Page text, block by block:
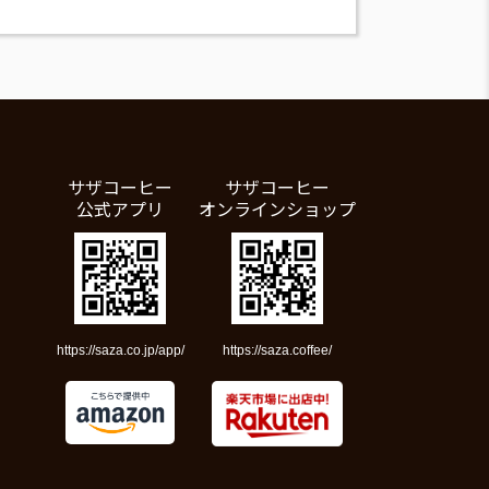
サザコーヒー
公式アプリ
https://saza.co.jp/app/
サザコーヒー
オンラインショップ
https://saza.coffee/